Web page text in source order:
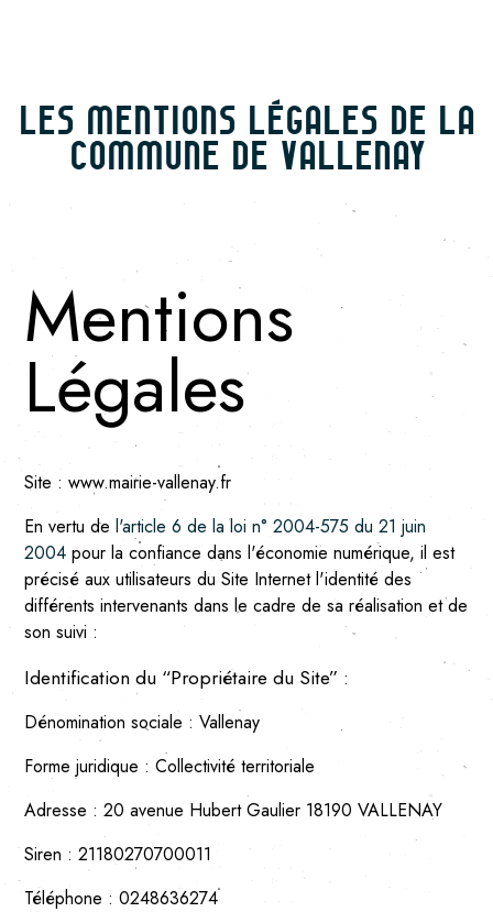
LES MENTIONS LÉGALES DE LA
COMMUNE DE VALLENAY
Mentions
Légales
Site :www.mairie-vallenay.fr
En vertu del'article 6 de la loi n° 2004-575 du 21 juin
2004pour la confiance dans l'économie numérique, il est
précisé aux utilisateurs du Site Internet l'identité des
différents intervenants dans le cadre de sa réalisation et de
son suivi :
Identification du “Propriétaire du Site” :
Dénomination sociale :Vallenay
Forme juridique :Collectivité territoriale
Adresse :20 avenue Hubert Gaulier 18190 VALLENAY
Siren :21180270700011
Téléphone : 0248636274